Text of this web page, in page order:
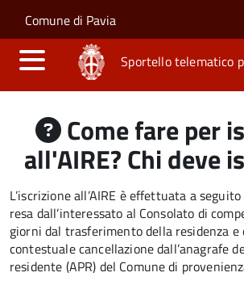
Salta al contenuto principale
Skip to site navigation
Comune di Pavia
Sportello telematico
Come fare per
all'AIRE? Chi deve
L’iscrizione all’AIRE è effettuata a
resa dall’interessato al Consolato di
giorni dal trasferimento della residenza e
contestuale cancellazione dall’anagrafe
residente (APR) del Comune di